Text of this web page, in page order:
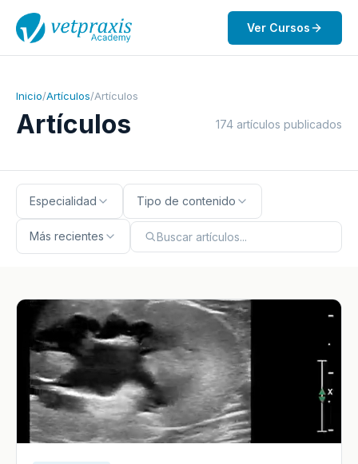
Ver Cursos
Inicio/Artículos/Artículos
Artículos 174 artículos publicados
Especialidad Tipo de contenido
Más recientes